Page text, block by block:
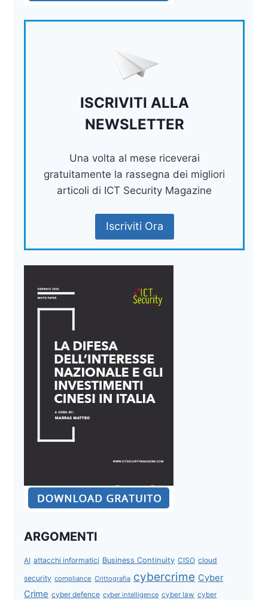
ISCRIVITI ALLA
NEWSLETTER
Una volta al mese riceverai
gratuitamente la rassegna dei migliori
articoli di ICT Security Magazine
Iscriviti Ora
ARGOMENTI
AI attacchi informatici Business Continuity CISO cloud
security compliance Crittografia cybercrime Cyber
Crime cyber defence cyber intelligence cyber law cyber